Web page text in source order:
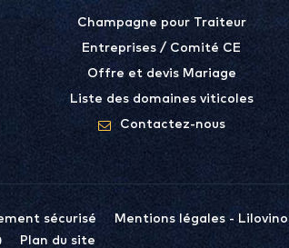
Champagne pour Traiteur
Entreprises / Comité CE
Offre et devis Mariage
Liste des domaines viticoles
Contactez-nous
sécurisé
Mentions légales - Lilovino
Plan du site